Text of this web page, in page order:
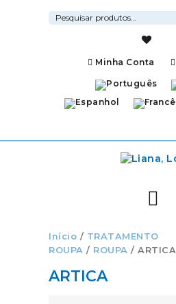
Pesquisar
por:
Minha Conta
Início / TRATAMENTO
ROUPA / ROUPA / ARTICA
ARTICA